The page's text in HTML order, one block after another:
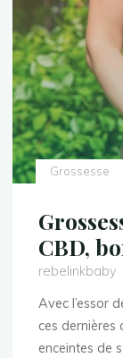
Grossesse
CBD,
rebelinkbaby
Avec l’essor
ces dernières
enceintes de